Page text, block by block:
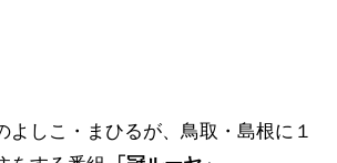
よしこ・まひるが、鳥取・島根に１